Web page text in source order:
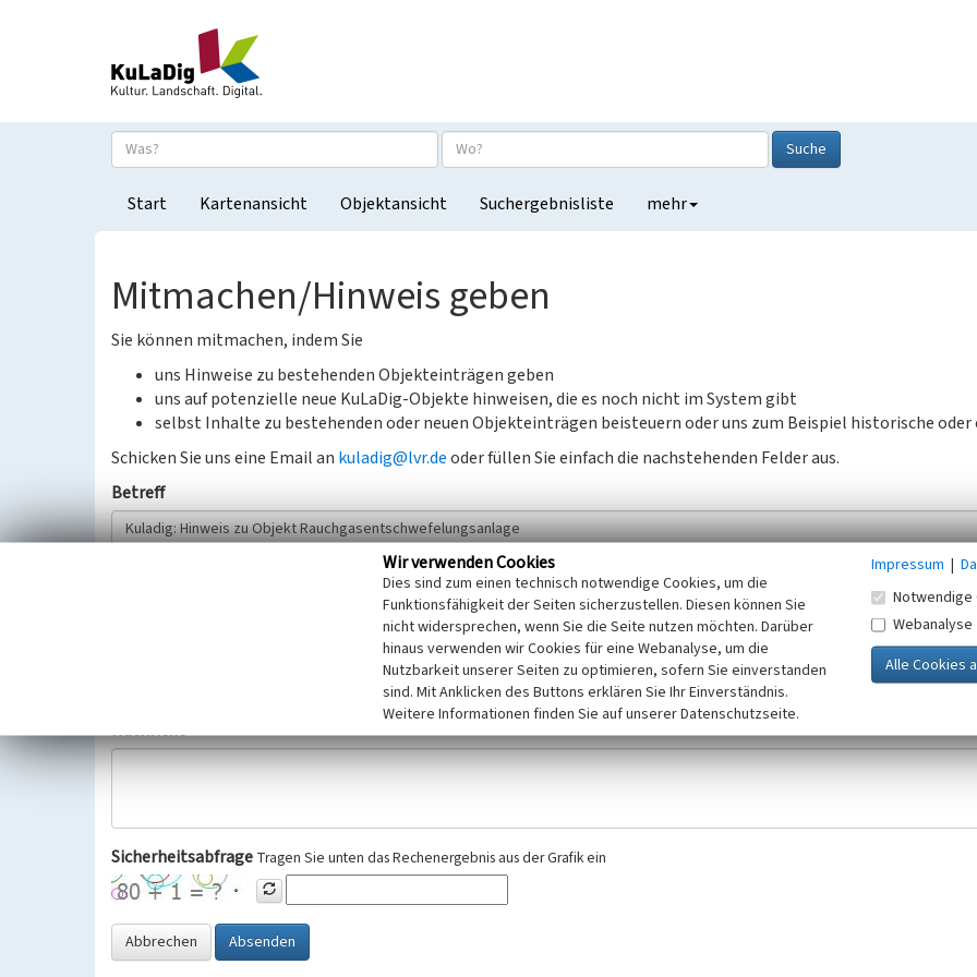
Suche
Start Kartenansicht Objektansicht Suchergebnisliste mehr
Mitmachen/Hinweis geben
Sie können mitmachen, indem Sie
uns Hinweise zu bestehenden Objekteinträgen geben
uns auf potenzielle neue KuLaDig-Objekte hinweisen, die es noch nicht im System gibt
selbst Inhalte zu bestehenden oder neuen Objekteinträgen beisteuern oder uns zum Beispiel historische oder
Schicken Sie uns eine Email an kuladig@lvr.deoder füllen Sie einfach die nachstehenden Felder aus.
Betreff
Wir bitten Sie um freiwillige Angabe Ihres Namens und Ihrer E-Mail-Adresse. Ihre Angaben werden ausschließlich im Rahmen der KuLaDig-
Selbstverständlich werden diese entsprechend der Vorschriften des Telemediengesetzes, des Datenschutzgesetzes NRW und der seit
Datenschutzgrundverordnung (EU-DSGVO) vertraulich behandelt, beachten Sie bitte unsere Hinweise zumDatenschutz
Nachricht
Sicherheitsabfrage Tragen Sie unten das Rechenergebnis aus der Grafik ein
Abbrechen Absenden
Wir verwenden Cookies
Dies sind zum einen technisch notwendige Cookies, um die
Funktionsfähigkeit der Seiten sicherzustellen. Diesen können Sie
nicht widersprechen, wenn Sie die Seite nutzen möchten. Darüber
hinaus verwenden wir Cookies für eine Webanalyse, um die
Nutzbarkeit unserer Seiten zu optimieren, sofern Sie einverstanden
sind. Mit Anklicken des Buttons erklären Sie Ihr Einverständnis.
Weitere Informationen finden Sie auf unserer Datenschutzseite.
Impressum |
Notwendige
Webanalyse